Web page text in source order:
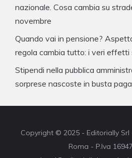
nazionale. Cosa cambia su
novembre
Quando vai in pensione?
regola cambia tutto: i veri effetti
Stipendi nella pubblica
sorprese nascoste in busta paga
Copyright © 2025 - Editorially Srl
Roma - P.Iva